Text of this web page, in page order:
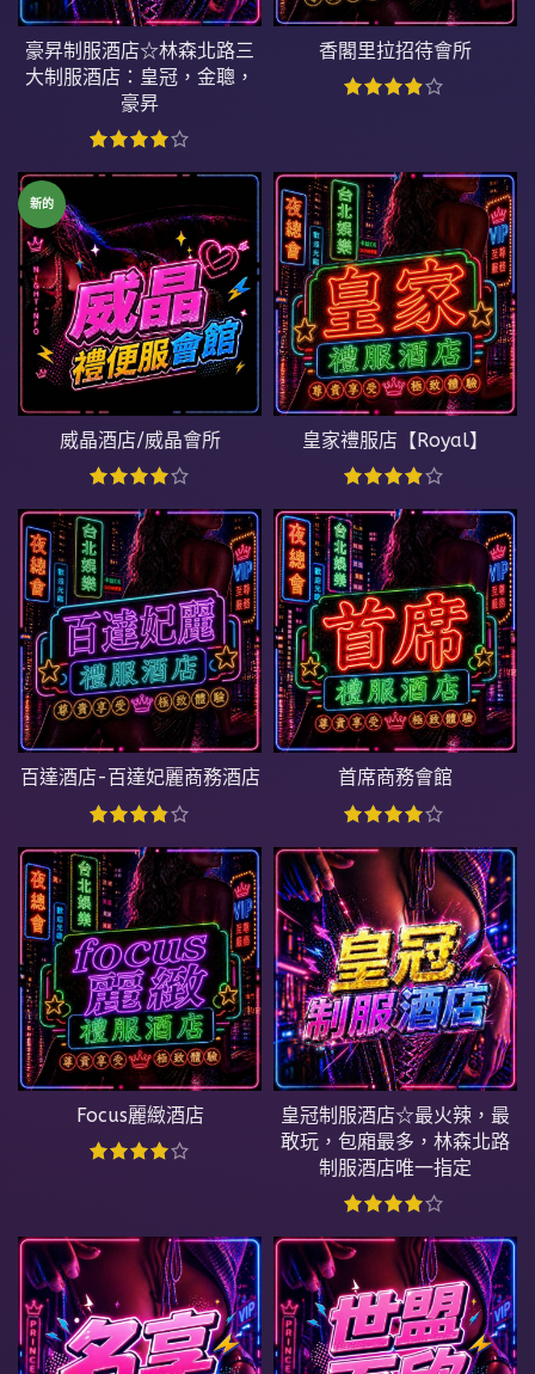
豪昇制服酒店☆林森北路三
大制服酒店：皇冠，金聰，
豪昇
香閣里拉招待會所
新的
威晶酒店/威晶會所 皇家禮服店【Royal】
百達酒店-百達妃麗商務酒店 首席商務會館
Focus麗緻酒店
皇冠制服酒店☆最火辣，最
敢玩，包廂最多，林森北路
制服酒店唯一指定